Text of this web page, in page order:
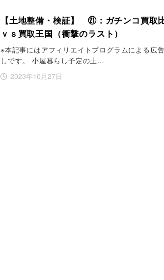
【土地整備・検証】 ㉑：ガチンコ買取
ｖｓ買取王国（衝撃のラスト）
※本記事にはアフィリエイトプログラムによる広
しです。 小屋暮らし予定の土…
2023年10月27日